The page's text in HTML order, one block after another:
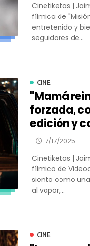
Cinetiketas |
fílmica de
entretenido y
seguidores de...
CINE
"Mamá
forzada,
edición y
7/17/2025
Cinetiketas |
fílmico de
siente como
al vapor,...
CINE